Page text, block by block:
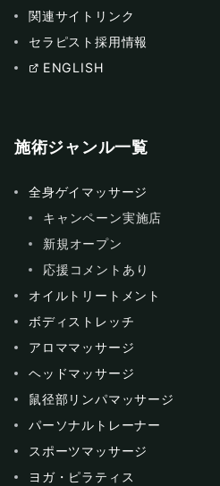
関連サイトリンク
セラピスト採用情報
ENGLISH
施術ジャンル一覧
全身ゲイマッサージ
キャンペーン実施店
新規オープン
応援コメントあり
オイルトリートメント
ボディストレッチ
アロママッサージ
ヘッドマッサージ
鼠径部リンパマッサージ
パーソナルトレーナー
スポーツマッサージ
ヨガ・ピラティス